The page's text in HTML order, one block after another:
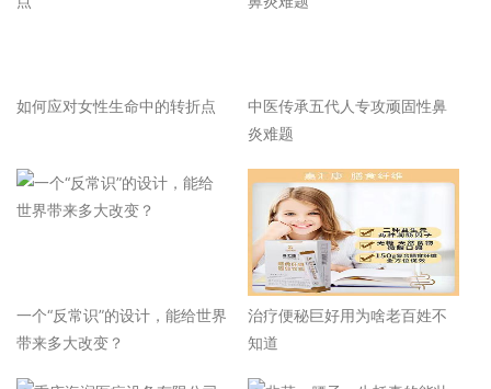
如何应对女性生命中的转折点
中医传承五代人专攻顽固性鼻
炎难题
一个“反常识”的设计，能给世界
带来多大改变？
治疗便秘巨好用为啥老百姓不
知道